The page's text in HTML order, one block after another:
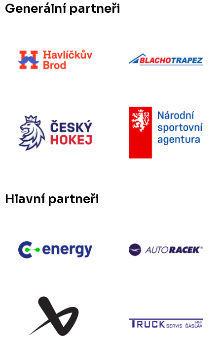
Generální partneři
Hlavní partneři